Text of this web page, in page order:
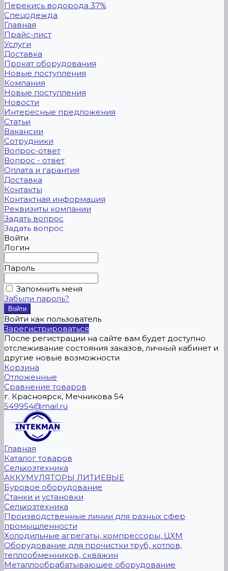
Перекись водорода 37%
Спецодежда
Главная
Прайс-лист
Услуги
Доставка
Прокат оборудования
Новые поступления
Компания
Новые поступления
Новости
Интересные предложения
Статьи
Вакансии
Сотрудники
Вопрос-ответ
Вопрос - ответ
Оплата и гарантия
Доставка
Контакты
Контактная информация
Реквизиты компании
Задать вопрос
Задать вопрос
Войти
Логин
Пароль
Запомнить меня
Забыли пароль?
Войти как пользователь
Зарегистрироваться
После регистрации на сайте вам будет доступно
отслеживание состояния заказов, личный кабинет и
другие новые возможности
Корзина
Отложенные
Сравнение товаров
г. Красноярск, Мечникова 54
549954@mail.ru
Главная
Каталог товаров
Сельхозтехника
АККУМУЛЯТОРЫ ЛИТИЕВЫЕ
Буровое оборудование
Станки и установки
Сельхозтехника
Производственные линии для разных сфер
промышленности
Холодильные агрегаты, компрессоры, ЦХМ
Оборудование для прочистки труб, котлов,
теплообменников, скважин
Металлообрабатывающее оборудование